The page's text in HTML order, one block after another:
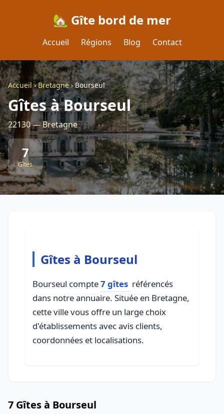
🏡 Gîte bord de mer
Accueil Régions Blog Contact
Accueil›Bretagne›Bourseul
Gîtes à Bourseul
22130 — Bretagne
7
Gîtes
Gîtes à Bourseul
Bourseul compte7 gîtes référencés
dans notre annuaire. Située en Bretagne,
cette ville vous offre un large choix
d'établissements avec avis clients,
coordonnées et localisations.
7 Gîtes à Bourseul